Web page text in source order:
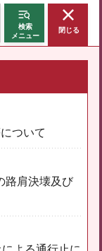
検索
メニュー
閉じる
ついて
路肩決壊及び